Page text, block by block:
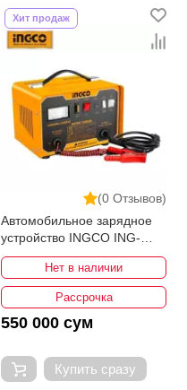
(0 Отзывов)
Хит продаж
Автомобильное зарядное
устройство INGCO ING-
CB1601
Нет в наличии
Рассрочка
550 000 сум
Купить сразу